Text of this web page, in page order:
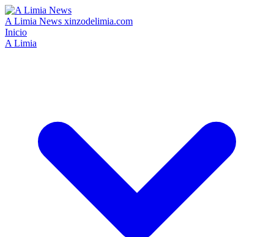
A Limia News xinzodelimia.com
Inicio
A Limia